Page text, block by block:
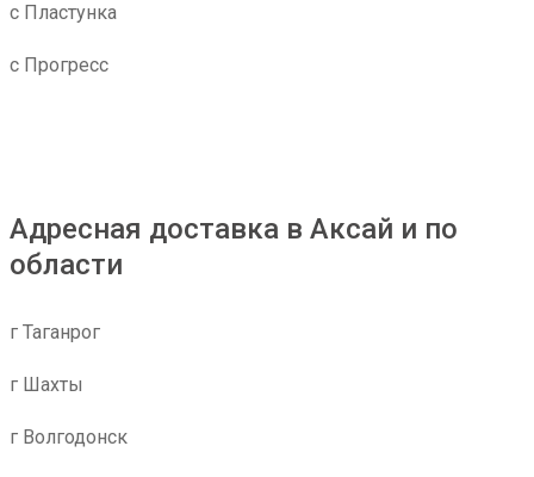
с Пластунка
с Прогресс
Адресная доставка в Аксай и по
области
г Таганрог
г Шахты
г Волгодонск